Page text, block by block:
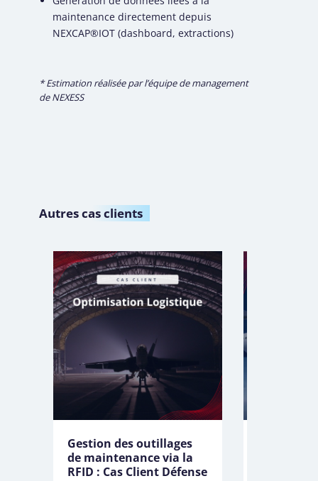
maintenance directement depuis
NEXCAP®IOT(dashboard, extractions)
* Estimation réalisée par l’équipe de management
de NEXESS
Autrescas clients
Gestion des outillages
de maintenance via la
RFID : Cas Client Défense